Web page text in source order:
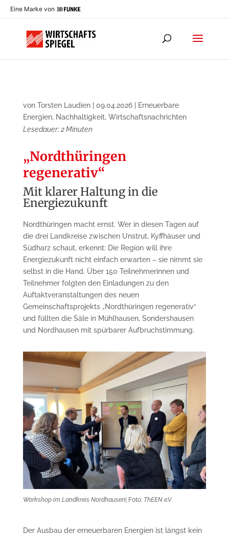
Eine Marke von
von Torsten Laudien| 09.04.2026|
Erneuerbare
Energien, Nachhaltigkeit, Wirtschaftsnachrichten
Lesedauer: 2 Minuten
„Nordthüringen
regenerativ“
Mit klarer Haltung in die
Energiezukunft
Nordthüringen macht ernst. Wer in diesen Tagen auf
die drei Landkreise zwischen Unstrut, Kyffhäuser und
Südharz schaut, erkennt: Die Region will ihre
Energiezukunft nicht einfach erwarten – sie nimmt sie
selbst in die Hand. Über 150 Teilnehmerinnen und
Teilnehmer folgten den Einladungen zu den
Auftaktveranstaltungen des neuen
Gemeinschaftsprojekts „Nordthüringen regenerativ“
und füllten die Säle in Mühlhausen, Sondershausen
und Nordhausen mit spürbarer Aufbruchstimmung.
Workshop im Landkreis Nordhausen| Foto: ThEEN e.V.
Der Ausbau der erneuerbaren Energien ist längst kein